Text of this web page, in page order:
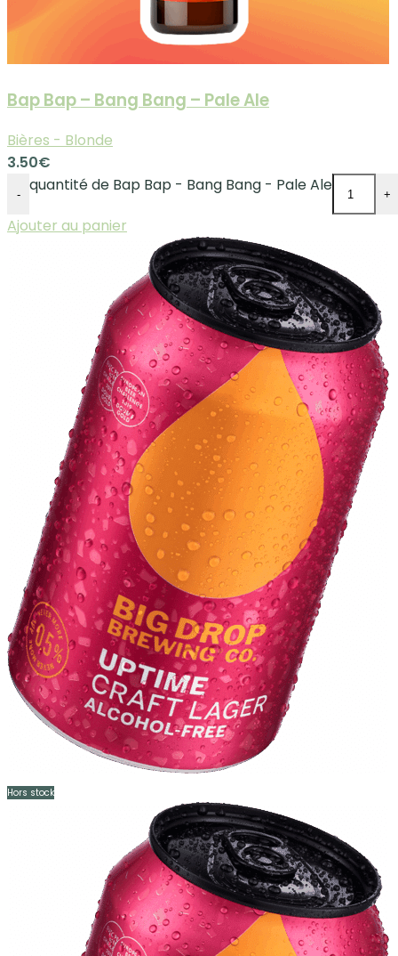
Bap Bap – Bang Bang – Pale Ale
Bières - Blonde
3.50€
- quantité de Bap Bap - Bang Bang - Pale Ale +
Ajouter au panier
Hors stock